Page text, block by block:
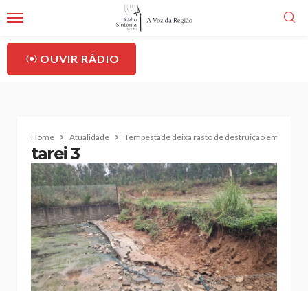
OUVIR RÁDIO
Home Atualidade Tempestade deixa rasto de destruição em Santa
tarei 3